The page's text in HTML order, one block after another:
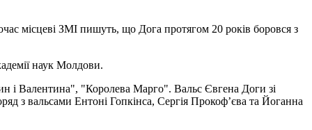
місцеві ЗМІ пишуть, що Дога протягом 20 років боровся з
наук Молдови.
і Валентина", "Королева Марго". Вальс Євгена Доги зі
з вальсами Ентоні Гопкінса, Сергія Прокоф’єва та Йоганна